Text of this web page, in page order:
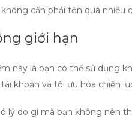
cần phải tốn quá nhiều
giới hạn
này là bạn có thể sử dụng
khoản và tối ưu hóa chiến
lý do gì mà bạn không nên